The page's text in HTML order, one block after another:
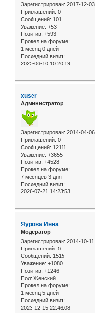
Зарегистрирован: 2017-12-03
Приглашений: 0
Сообщений: 101
Уважение: +53
Позитив: +593
Провел на форуме:
1 месяц 0 дней
Последний визит:
2023-06-10 10:20:19
xuser
Администратор
Зарегистрирован: 2014-04-06
Приглашений: 0
Сообщений: 12111
Уважение: +3655
Позитив: +4528
Провел на форуме:
7 месяцев 3 дня
Последний визит:
2026-07-21 14:23:53
Яурова Инна
Модератор
Зарегистрирован: 2014-10-11
Приглашений: 0
Сообщений: 1515
Уважение: +1080
Позитив: +1246
Пол: Женский
Провел на форуме:
1 месяц 5 дней
Последний визит:
2023-12-15 22:46:08